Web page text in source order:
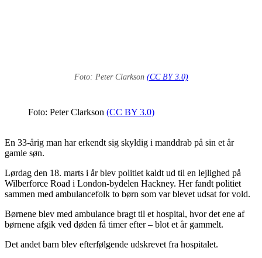
Foto: Peter Clarkson (CC BY 3.0)
Foto: Peter Clarkson (CC BY 3.0)
En 33-årig man har erkendt sig skyldig i manddrab på sin et år
gamle søn.
Lørdag den 18. marts i år blev politiet kaldt ud til en lejlighed på
Wilberforce Road i London-bydelen Hackney. Her fandt politiet
sammen med ambulancefolk to børn som var blevet udsat for vold.
Børnene blev med ambulance bragt til et hospital, hvor det ene af
børnene afgik ved døden få timer efter – blot et år gammelt.
Det andet barn blev efterfølgende udskrevet fra hospitalet.